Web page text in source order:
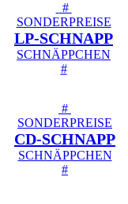
#
SONDERPREISE
LP-SCHNAPP
SCHNÄPPCHEN
#
#
SONDERPREISE
CD-SCHNAPP
SCHNÄPPCHEN
#